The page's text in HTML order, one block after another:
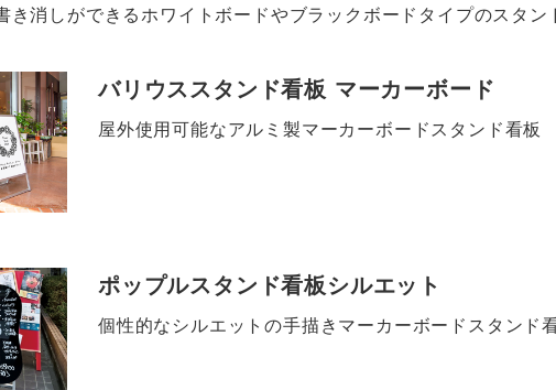
き消しができるホワイトボードやブラックボードタイプのスタン
バリウススタンド看板 マーカーボード
屋外使用可能なアルミ製マーカーボードスタンド看板
ポップルスタンド看板シルエット
個性的なシルエットの手描きマーカーボードスタンド